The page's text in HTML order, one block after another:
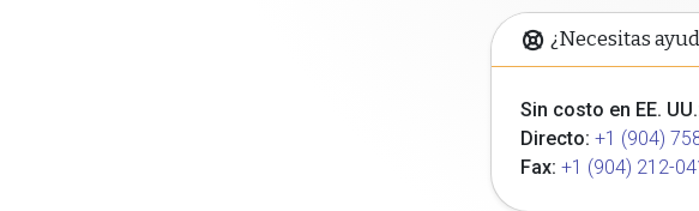
¿Necesitas
Sin costo en EE.
Directo: +1 (904)
Fax: +1 (904) 212-